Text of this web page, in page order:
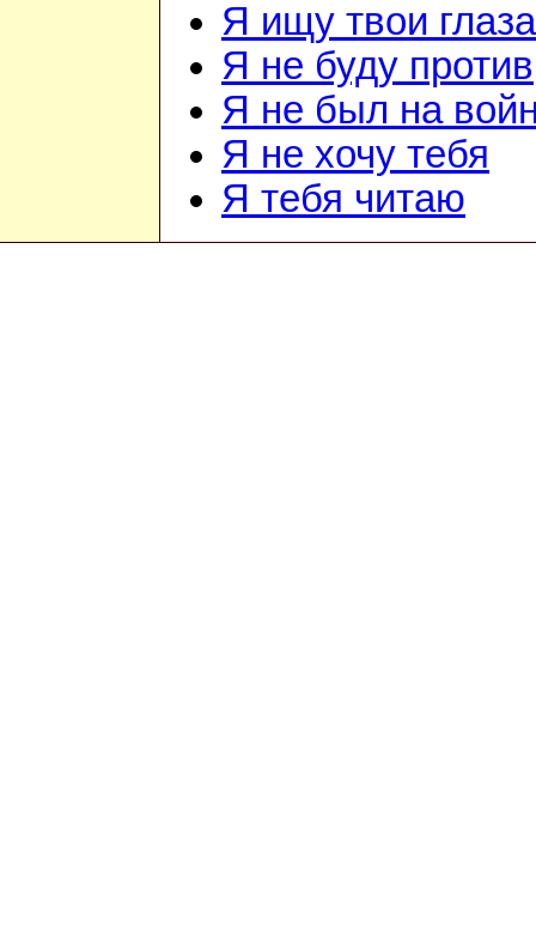
Я ищу твои глаза
Я не буду против
Я не был на
Я не хочу тебя
Я тебя читаю